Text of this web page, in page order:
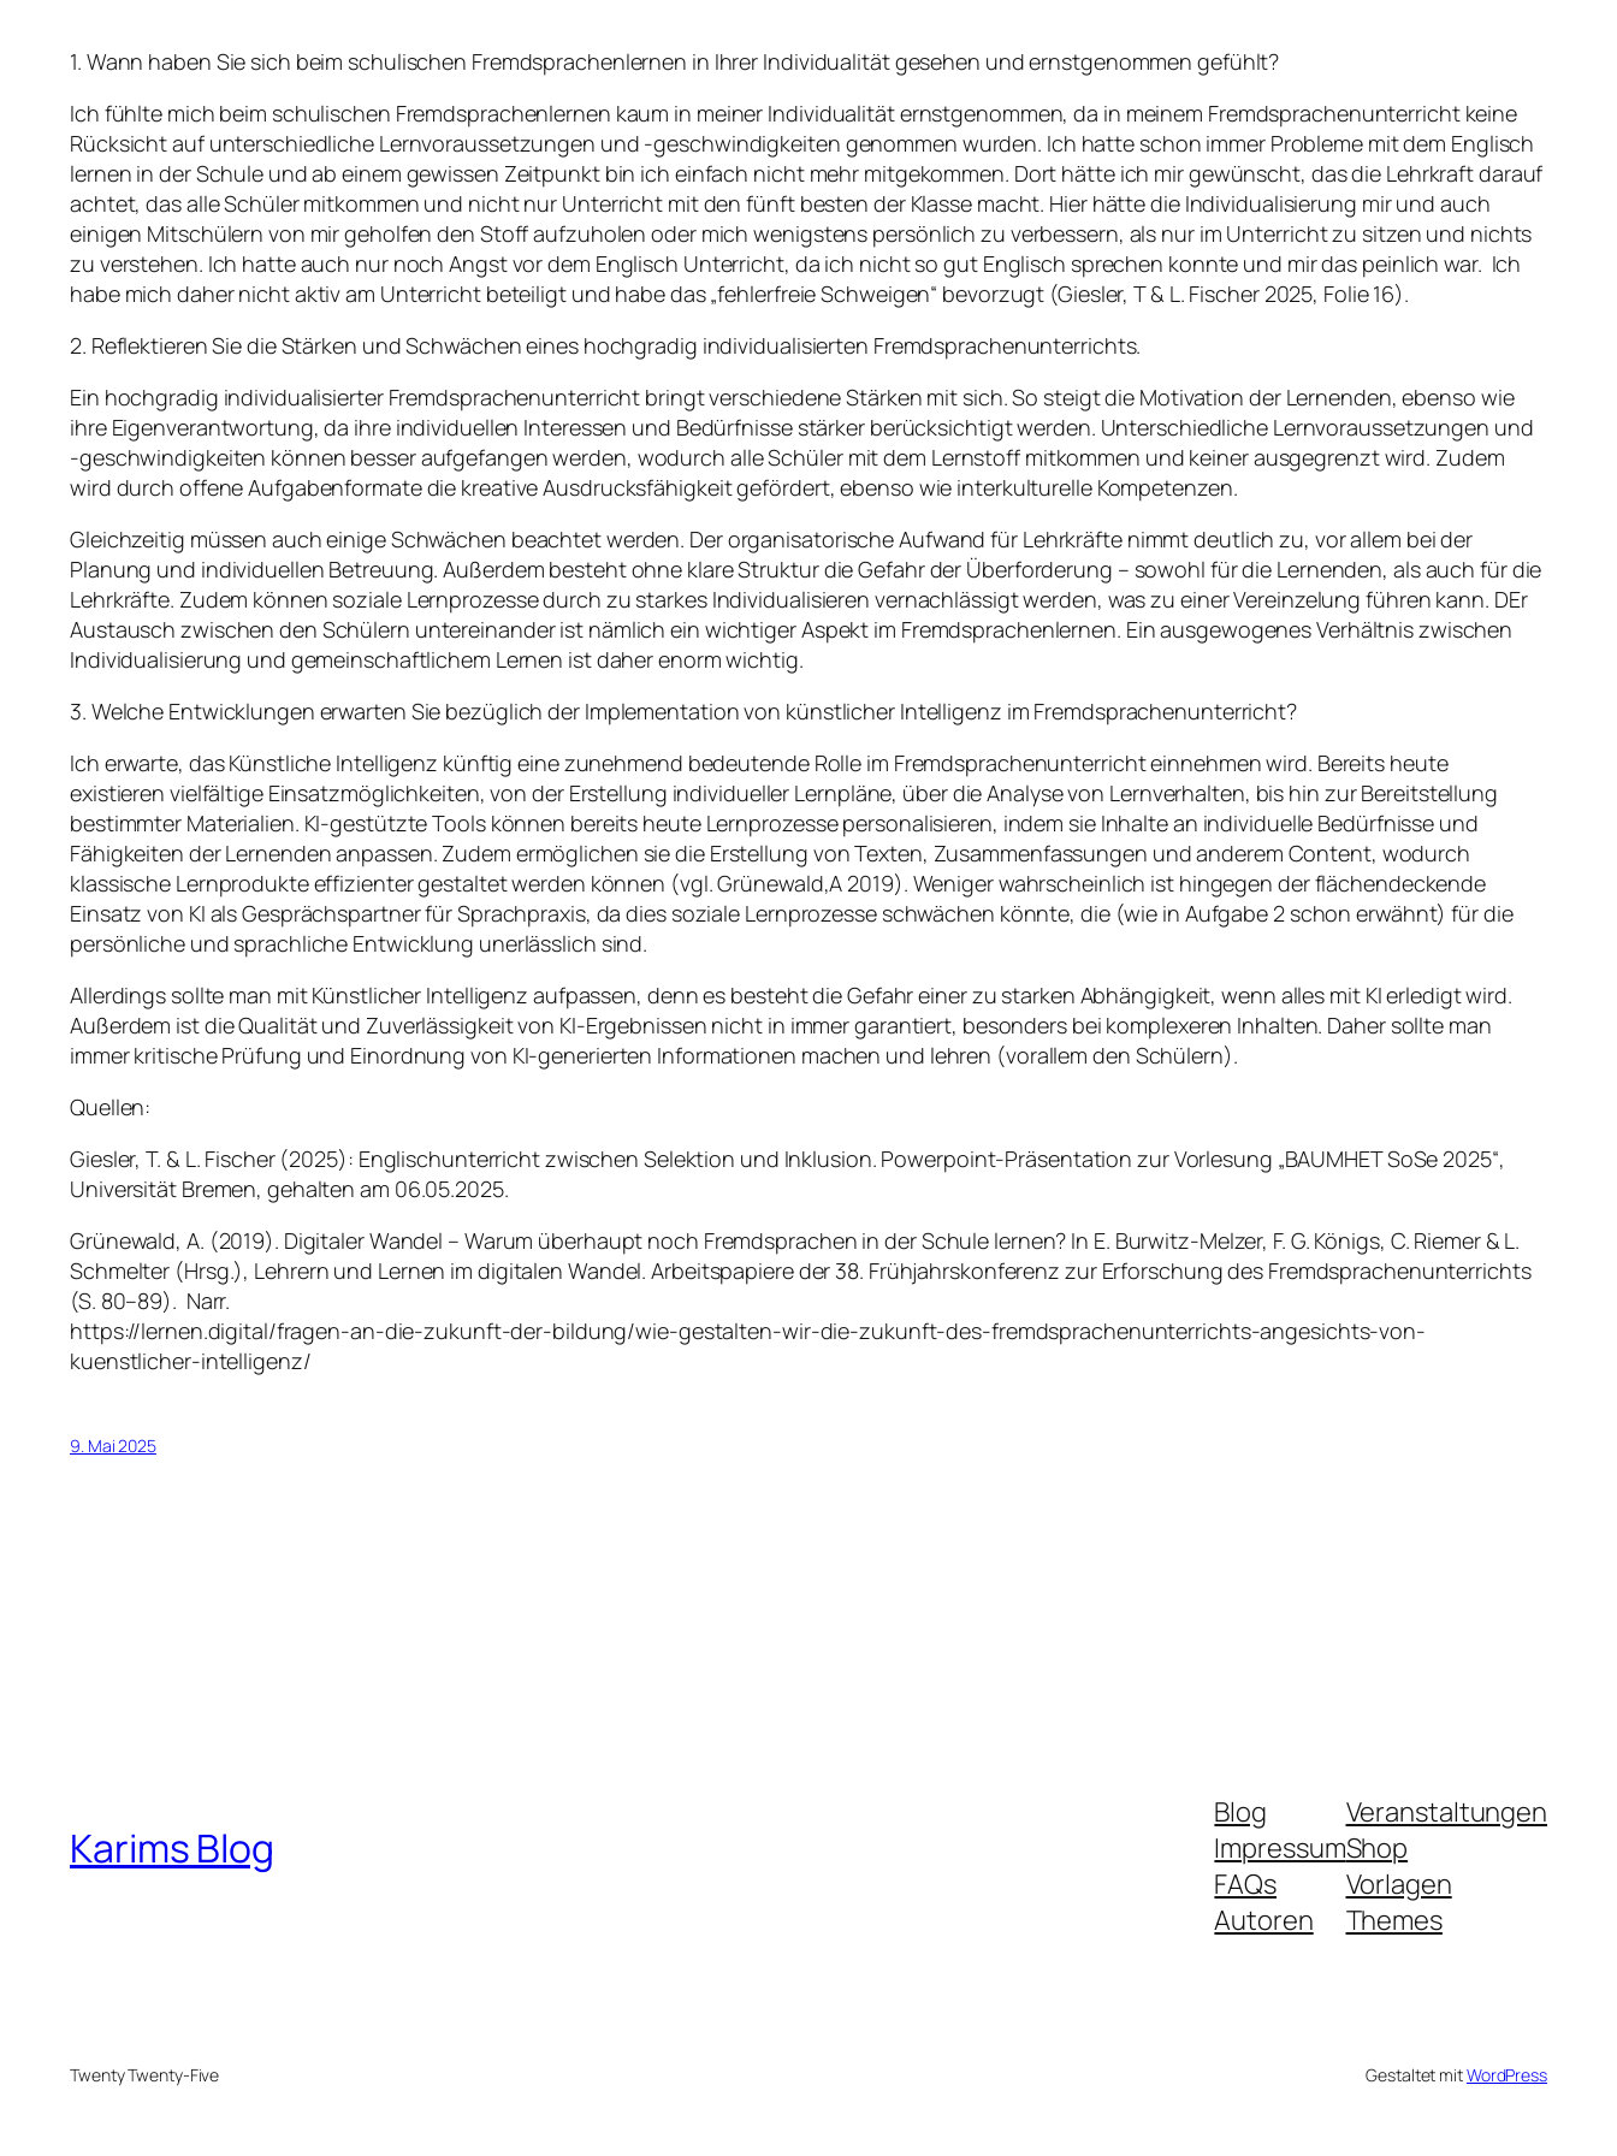
1. Wann haben Sie sich beim schulischen Fremdsprachenlernen in Ihrer Individualität gesehen und ernstgenommen gefühlt?
Ich fühlte mich beim schulischen Fremdsprachenlernen kaum in meiner Individualität ernstgenommen, da in meinem Fremdsprachenunterricht keine
Rücksicht auf unterschiedliche Lernvoraussetzungen und -geschwindigkeiten genommen wurden. Ich hatte schon immer Probleme mit dem Englisch
lernen in der Schule und ab einem gewissen Zeitpunkt bin ich einfach nicht mehr mitgekommen. Dort hätte ich mir gewünscht, das die Lehrkraft darauf
achtet, das alle Schüler mitkommen und nicht nur Unterricht mit den fünft besten der Klasse macht. Hier hätte die Individualisierung mir und auch
einigen Mitschülern von mir geholfen den Stoff aufzuholen oder mich wenigstens persönlich zu verbessern, als nur im Unterricht zu sitzen und nichts
zu verstehen. Ich hatte auch nur noch Angst vor dem Englisch Unterricht, da ich nicht so gut Englisch sprechen konnte und mir das peinlich war. Ich
habe mich daher nicht aktiv am Unterricht beteiligt und habe das „fehlerfreie Schweigen“ bevorzugt (Giesler, T & L. Fischer 2025, Folie 16).
2. Reflektieren Sie die Stärken und Schwächen eines hochgradig individualisierten Fremdsprachenunterrichts.
Ein hochgradig individualisierter Fremdsprachenunterricht bringt verschiedene Stärken mit sich. So steigt die Motivation der Lernenden, ebenso wie
ihre Eigenverantwortung, da ihre individuellen Interessen und Bedürfnisse stärker berücksichtigt werden. Unterschiedliche Lernvoraussetzungen und
-geschwindigkeiten können besser aufgefangen werden, wodurch alle Schüler mit dem Lernstoff mitkommen und keiner ausgegrenzt wird. Zudem
wird durch offene Aufgabenformate die kreative Ausdrucksfähigkeit gefördert, ebenso wie interkulturelle Kompetenzen.
Gleichzeitig müssen auch einige Schwächen beachtet werden. Der organisatorische Aufwand für Lehrkräfte nimmt deutlich zu, vor allem bei der
Planung und individuellen Betreuung. Außerdem besteht ohne klare Struktur die Gefahr der Überforderung – sowohl für die Lernenden, als auch für die
Lehrkräfte. Zudem können soziale Lernprozesse durch zu starkes Individualisieren vernachlässigt werden, was zu einer Vereinzelung führen kann. DEr
Austausch zwischen den Schülern untereinander ist nämlich ein wichtiger Aspekt im Fremdsprachenlernen. Ein ausgewogenes Verhältnis zwischen
Individualisierung und gemeinschaftlichem Lernen ist daher enorm wichtig.
3. Welche Entwicklungen erwarten Sie bezüglich der Implementation von künstlicher Intelligenz im Fremdsprachenunterricht?
Ich erwarte, das Künstliche Intelligenz künftig eine zunehmend bedeutende Rolle im Fremdsprachenunterricht einnehmen wird. Bereits heute
existieren vielfältige Einsatzmöglichkeiten, von der Erstellung individueller Lernpläne, über die Analyse von Lernverhalten, bis hin zur Bereitstellung
bestimmter Materialien. KI-gestützte Tools können bereits heute Lernprozesse personalisieren, indem sie Inhalte an individuelle Bedürfnisse und
Fähigkeiten der Lernenden anpassen. Zudem ermöglichen sie die Erstellung von Texten, Zusammenfassungen und anderem Content, wodurch
klassische Lernprodukte effizienter gestaltet werden können (vgl. Grünewald,A 2019). Weniger wahrscheinlich ist hingegen der flächendeckende
Einsatz von KI als Gesprächspartner für Sprachpraxis, da dies soziale Lernprozesse schwächen könnte, die (wie in Aufgabe 2 schon erwähnt) für die
persönliche und sprachliche Entwicklung unerlässlich sind.
Allerdings sollte man mit Künstlicher Intelligenz aufpassen, denn es besteht die Gefahr einer zu starken Abhängigkeit, wenn alles mit KI erledigt wird.
Außerdem ist die Qualität und Zuverlässigkeit von KI-Ergebnissen nicht in immer garantiert, besonders bei komplexeren Inhalten. Daher sollte man
immer kritische Prüfung und Einordnung von KI-generierten Informationen machen und lehren (vorallem den Schülern).
Quellen:
Giesler, T. & L. Fischer (2025): Englischunterricht zwischen Selektion und Inklusion. Powerpoint-Präsentation zur Vorlesung „BAUMHET SoSe 2025“,
Universität Bremen, gehalten am 06.05.2025.
Grünewald, A. (2019). Digitaler Wandel – Warum überhaupt noch Fremdsprachen in der Schule lernen? In E. Burwitz-Melzer, F. G. Königs, C. Riemer & L.
Schmelter (Hrsg.), Lehrern und Lernen im digitalen Wandel. Arbeitspapiere der 38. Frühjahrskonferenz zur Erforschung des Fremdsprachenunterrichts
(S. 80–89). Narr.
https://lernen.digital/fragen-an-die-zukunft-der-bildung/wie-gestalten-wir-die-zukunft-des-fremdsprachenunterrichts-angesichts-von-
kuenstlicher-intelligenz/
9. Mai 2025
Karims Blog
Blog
Impressum
FAQs
Autoren
Veranstaltungen
Shop
Vorlagen
Themes
Twenty Twenty-Five Gestaltet mitWordPress